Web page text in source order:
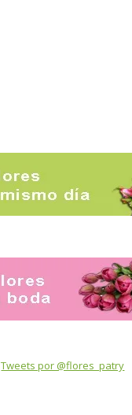
Tweets por @flores_patry